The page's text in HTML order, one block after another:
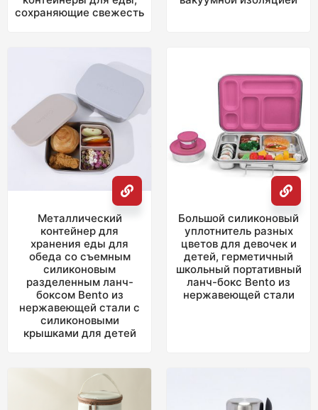
сохраняющие свежесть
Металлический
контейнер для
хранения еды для
обеда со съемным
силиконовым
разделенным ланч-
боксом Bento из
нержавеющей стали с
силиконовыми
крышками для детей
Большой силиконовый
уплотнитель разных
цветов для девочек и
детей, герметичный
школьный портативный
ланч-бокс Bento из
нержавеющей стали